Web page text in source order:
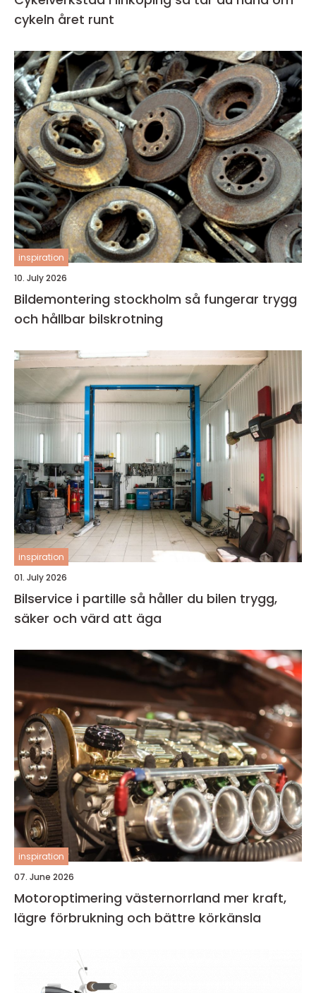
cykeln året runt
inspiration
10. July 2026
Bildemontering stockholm så fungerar trygg
och hållbar bilskrotning
inspiration
01. July 2026
Bilservice i partille så håller du bilen trygg,
säker och värd att äga
inspiration
07. June 2026
Motoroptimering västernorrland mer kraft,
lägre förbrukning och bättre körkänsla